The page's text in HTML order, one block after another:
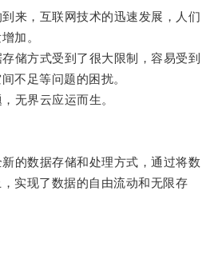
，互联网技术的迅速发展，人们
加。
方式受到了很大限制，容易受到
不足等问题的困扰。
界云应运而生。
数据存储和处理方式，通过将数
实现了数据的自由流动和无限存